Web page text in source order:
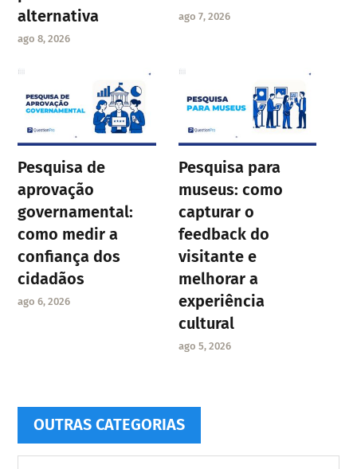
alternativa
ago 8, 2026
ago 7, 2026
Pesquisa de
aprovação
governamental:
como medir a
confiança dos
cidadãos
ago 6, 2026
Pesquisa para
museus: como
capturar o
feedback do
visitante e
melhorar a
experiência
cultural
ago 5, 2026
OUTRAS CATEGORIAS